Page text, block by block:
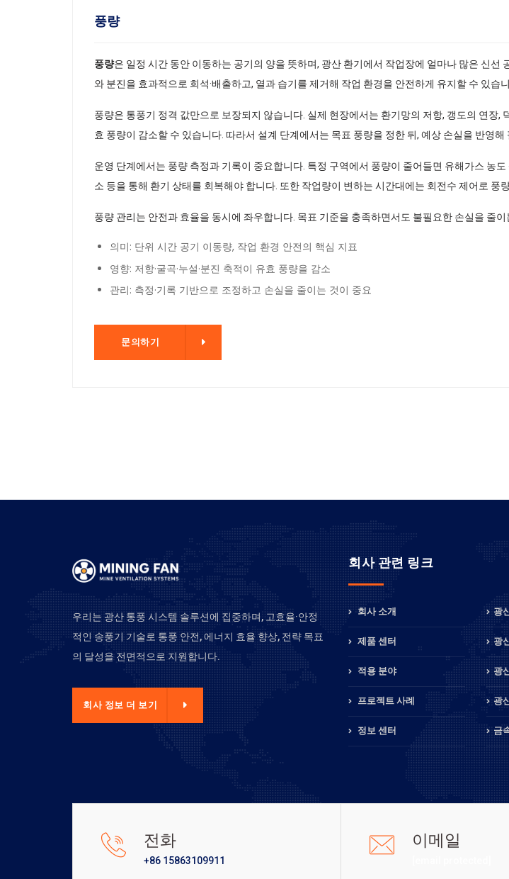
풍량
풍량은 일정 시간 동안 이동하는 공기의 양을 뜻하며, 광산 환기에서 작업장에 얼마나 많은 신
와 분진을 효과적으로 희석·배출하고, 열과 습기를 제거해 작업 환경을 안전하게 유지할 수 있습
풍량은 통풍기 정격 값만으로 보장되지 않습니다. 실제 현장에서는 환기망의 저항, 갱도의 연장
효 풍량이 감소할 수 있습니다. 따라서 설계 단계에서는 목표 풍량을 정한 뒤, 예상 손실을 반영
운영 단계에서는 풍량 측정과 기록이 중요합니다. 특정 구역에서 풍량이 줄어들면 유해가스 농
소 등을 통해 환기 상태를 회복해야 합니다. 또한 작업량이 변하는 시간대에는 회전수 제어로 풍
풍량 관리는 안전과 효율을 동시에 좌우합니다. 목표 기준을 충족하면서도 불필요한 손실을 줄
의미: 단위 시간 공기 이동량, 작업 환경 안전의 핵심 지표
영향: 저항·굴곡·누설·분진 축적이 유효 풍량을 감소
관리: 측정·기록 기반으로 조정하고 손실을 줄이는 것이 중요
문의하기
우리는 광산 통풍 시스템 솔루션에 집중하며, 고효율·안정
적인 송풍기 기술로 통풍 안전, 에너지 효율 향상, 전략 목표
의 달성을 전면적으로 지원합니다.
회사 정보 더 보기
회사 관련 링크
회사 소개
제품 센터
적용 분야
프로젝트 사례
정보 센터
광
광
광
광
금
전화
+86 15863109911
이메일